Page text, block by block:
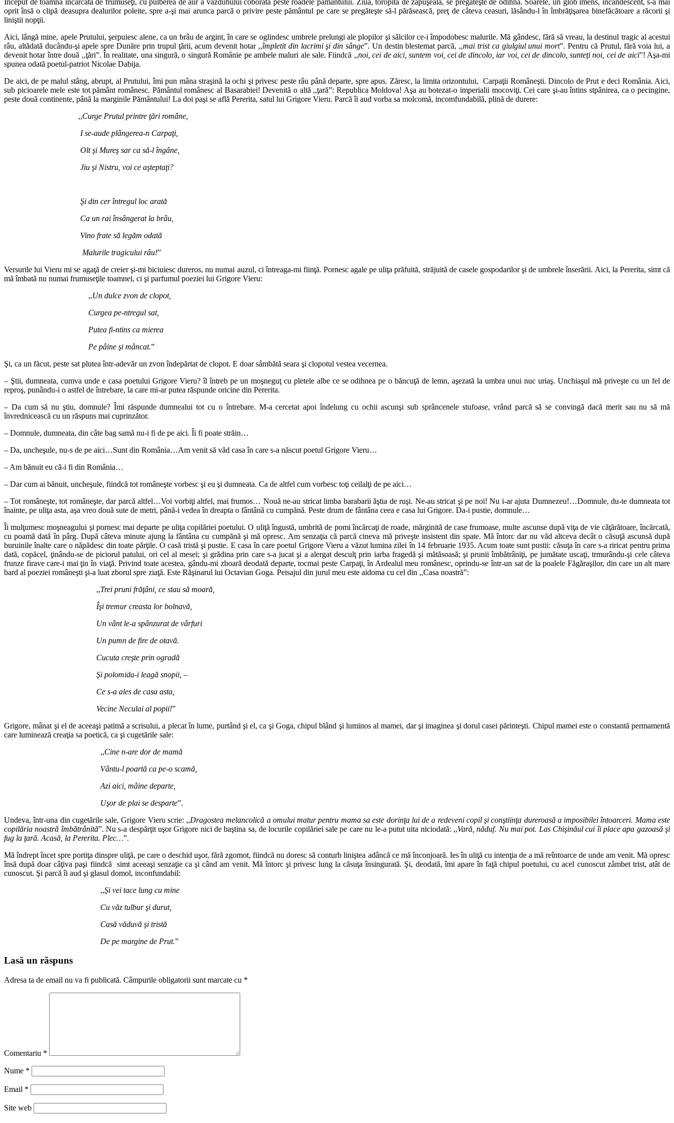
oprit însă o clipă deasupra dealurilor poleite, spre a-şi mai arunca parcă o privire peste pământul pe care se pregăteşte să-l părăsească, preţ de câteva ceasuri, lăsându-l în îmbrăţişarea binefăcătoare a răcorii şi
liniştii nopţii.
Aici, lângă mine, apele Prutului, şerpuiesc alene, ca un brâu de argint, în care se oglindesc umbrele prelungi ale plopilor şi sălcilor ce-i împodobesc malurile. Mă gândesc, fără să vreau, la destinul tragic al acestui
râu, altădată ducându-şi apele spre Dunăre prin trupul ţării, acum devenit hotar ,,împletit din lacrimi şi din sânge”. Un destin blestemat parcă, ,,mai trist ca giulgiul unui mort”. Pentru că Prutul, fără voia lui, a
devenit hotar între două ,,ţări”. În realitate, una singură, o singură Românie pe ambele maluri ale sale. Fiindcă ,,noi, cei de aici, suntem voi, cei de dincolo, iar voi, cei de dincolo, sunteţi noi, cei de aici”! Aşa-mi
spunea odată poetul-patriot Nicolae Dabija.
De aici, de pe malul stâng, abrupt, al Prutului, îmi pun mâna straşină la ochi şi privesc peste râu până departe, spre apus. Zăresc, la limita orizontului, Carpaţii Româneşti. Dincolo de Prut e deci România. Aici,
sub picioarele mele este tot pământ românesc. Pământul românesc al Basarabiei! Devenită o altă ,,ţară”: Republica Moldova! Aşa au botezat-o imperialii mocoviţi. Cei care şi-au întins stpânirea, ca o pecingine,
peste două continente, până la marginile Pământului! La doi paşi se află Pererita, satul lui Grigore Vieru. Parcă îi aud vorba sa molcomă, incomfundabilă, plină de durere:
,,Curge Prutul printre ţări române,
I se-aude plângerea-n Carpaţi,
Olt şi Mureş sar ca să-l îngâne,
Jiu şi Nistru, voi ce aşteptaţi?
Şi din cer întregul loc arată
Ca un rai însângerat la brâu,
Vino frate să legăm odată
Malurile tragicului râu!”
Versurile lui Vieru mi se agaţă de creier şi-mi biciuiesc dureros, nu numai auzul, ci întreaga-mi fiinţă. Pornesc agale pe uliţa prăfuită, străjuită de casele gospodarilor şi de umbrele înserării. Aici, la Pererita, simt că
mă îmbată nu numai frumuseţile toamnei, ci şi parfumul poeziei lui Grigore Vieru:
,,Un dulce zvon de clopot,
Curgea pe-ntregul sat,
Putea fi-ntins ca mierea
Pe pâine şi mâncat.”
Şi, ca un făcut, peste sat plutea într-adevăr un zvon îndepărtat de clopot. E doar sâmbătă seara şi clopotul vestea vecernea.
– Ştii, dumneata, cumva unde e casa poetului Grigore Vieru? îl întreb pe un moşneguţ cu pletele albe ce se odihnea pe o băncuţă de lemn, aşezată la umbra unui nuc uriaş. Unchiaşul mă priveşte cu un fel de
reproş, punându-i o astfel de întrebare, la care mi-ar putea răspunde oricine din Pererita.
– Da cum să nu ştiu, domnule? Îmi răspunde dumnealui tot cu o întrebare. M-a cercetat apoi îndelung cu ochii ascunşi sub sprâncenele stufoase, vrând parcă să se convingă dacă merit sau nu să mă
învrednicească cu un răspuns mai cuprinzător.
– Domnule, dumneata, din câte bag samă nu-i fi de pe aici. Îi fi poate străin…
– Da, uncheşule, nu-s de pe aici…Sunt din România…Am venit să văd casa în care s-a născut poetul Grigore Vieru…
– Am bănuit eu că-i fi din România…
– Dar cum ai bănuit, uncheşule, fiindcă tot româneşte vorbesc şi eu şi dumneata. Ca de altfel cum vorbesc toţi ceilalţi de pe aici…
– Tot româneşte, tot româneşte, dar parcă altfel…Voi vorbiţi altfel, mai frumos… Nouă ne-au stricat limba barabarii ăştia de ruşi. Ne-au stricat şi pe noi! Nu i-ar ajuta Dumnezeu!…Domnule, du-te dumneata tot
înainte, pe uliţa asta, aşa vreo două sute de metri, până-i vedea în dreapta o fântână cu cumpănă. Peste drum de fântâna ceea e casa lui Grigore. Da-i pustie, domnule…
Îi mulţumesc moşneagului şi pornesc mai departe pe uliţa copilăriei poetului. O uliţă îngustă, umbrită de pomi încărcaţi de roade, mărginită de case frumoase, multe ascunse după viţa de vie căţărătoare, încărcată,
cu poamă dată în pârg. După câteva minute ajung la fântâna cu cumpănă şi mă opresc. Am senzaţia că parcă cineva mă priveşte insistent din spate. Mă întorc dar nu văd altceva decât o căsuţă ascunsă după
buruinile înalte care o năpădesc din toate părţile. O casă tristă şi pustie. E casa în care poetul Grigore Vieru a văzut lumina zilei în 14 februarie 1935. Acum toate sunt pustii: căsuţa în care s-a riricat pentru prima
dată, copăcel, ţinându-se de piciorul patului, ori cel al mesei; şi grădina prin care s-a jucat şi a alergat desculţ prin iarba fragedă şi mătăsoasă; şi prunii îmbătrâniţi, pe jumătate uscaţi, trmurându-şi cele câteva
frunze firave care-i mai ţin în viaţă. Privind toate acestea, gându-mi zboară deodată departe, tocmai peste Carpaţi, în Ardealul meu românesc, oprindu-se într-un sat de la poalele Făgăraşilor, din care un alt mare
bard al poeziei româneşti şi-a luat zborul spre ziaţă. Este Răşinarul lui Octavian Goga. Peisajul din jurul meu este aidoma cu cel din ,,Casa noastră”:
,,Trei pruni frăţâni, ce stau să moară,
Îşi tremur creasta lor bolnavă,
Un vânt le-a spânzurat de vârfuri
Un pumn de fire de otavă.
Cucuta creşte prin ogradă
Şi polomida-i leagă snopii, –
Ce s-a ales de casa asta,
Vecine Neculai al popii!”
Grigore, mânat şi el de aceeaşi patimă a scrisului, a plecat în lume, purtând şi el, ca şi Goga, chipul blând şi luminos al mamei, dar şi imaginea şi dorul casei părinteşti. Chipul mamei este o constantă permamentă
care luminează creaţia sa poetică, ca şi cugetările sale:
,,Cine n-are dor de mamă
Vântu-l poartă ca pe-o scamă,
Azi aici, mâine departe,
Uşor de plai se desparte”.
Undeva, într-una din cugetările sale, Grigore Vieru scrie: ,,Dragostea melancolică a omului matur pentru mama sa este dorinţa lui de a redeveni copil şi conştiinţa dureroasă a imposibilei întoarceri. Mama este
copilăria noastră îmbătrânită”. Nu s-a despărţit uşor Grigore nici de baştina sa, de locurile copilăriei sale pe care nu le-a putut uita niciodată: ,,Vară, năduf. Nu mai pot. Las Chişinăul cui îi place apa gazoasă şi
fug la ţară. Acasă, la Pererita. Plec…”.
Mă îndrept încet spre portiţa dinspre uliţă, pe care o deschid uşor, fără zgomot, fiindcă nu doresc să conturb liniştea adâncă ce mă înconjoară. Ies în uliţă cu intenţia de a mă reîntoarce de unde am venit. Mă opresc
însă după doar câţiva paşi fiindcă simt aceeaşi senzaţie ca şi când am venit. Mă întorc şi privesc lung la căsuţa însingurată. Şi, deodată, îmi apare în faţă chipul poetului, cu acel cunoscut zâmbet trist, atât de
cunoscut. Şi parcă îi aud şi glasul domol, inconfundabil:
,,Şi vei tace lung cu mine
Cu văz tulbur şi durut,
Casă văduvă şi tristă
De pe margine de Prut.”
Lasă un răspuns
Adresa ta de email nu va fi publicată. Câmpurile obligatorii sunt marcate cu *
Comentariu *
Nume *
Email *
Site web